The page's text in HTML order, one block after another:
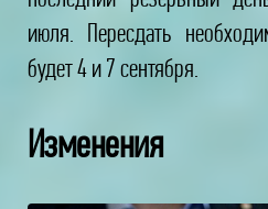
июля. Пересдать
будет 4 и 7 сентября.
Изменения